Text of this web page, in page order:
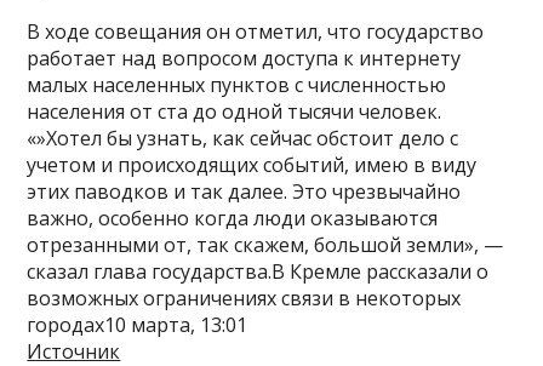
В ходе совещания он отметил, что государство
работает над вопросом доступа к интернету
малых населенных пунктов с численностью
населения от ста до одной тысячи человек.
«»Хотел бы узнать, как сейчас обстоит дело с
учетом и происходящих событий, имею в виду
этих паводков и так далее. Это чрезвычайно
важно, особенно когда люди оказываются
отрезанными от, так скажем, большой земли», —
сказал глава государства.В Кремле рассказали о
возможных ограничениях связи в некоторых
городах10 марта, 13:01
Источник